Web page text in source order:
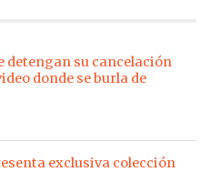
detengan su cancelación
donde se burla de
exclusiva colección